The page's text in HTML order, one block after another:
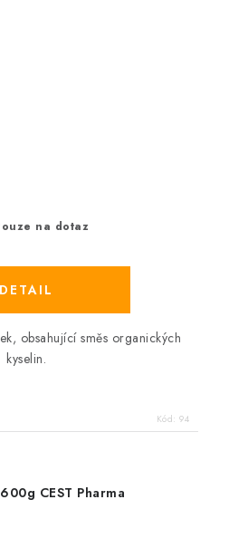
na dotaz
obsahující směs organických
kyselin.
Kód: 94
CEST Pharma